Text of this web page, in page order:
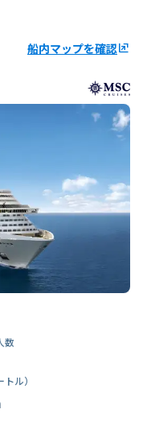
船内マップを確認ungroup
数
ル）